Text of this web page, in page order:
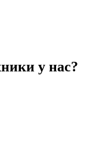
у нас?